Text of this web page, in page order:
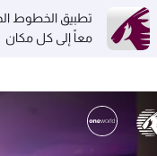
تطبيق الخطوط
معاً إلى كل مكان